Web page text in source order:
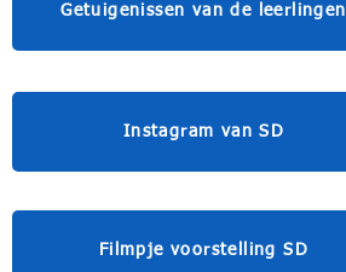
Getuigenissen van de leerlingen
Instagram van SD
Filmpje voorstelling SD